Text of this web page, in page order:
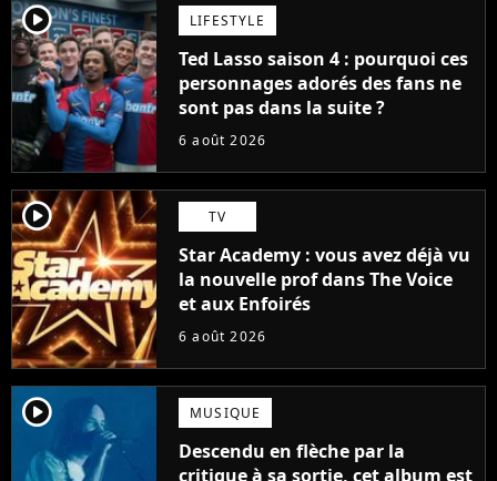
player2 LIFESTYLE
Ted Lasso saison 4 : pourquoi ces
personnages adorés des fans ne
sont pas dans la suite ?
6 août 2026
player2 TV
Star Academy : vous avez déjà vu
la nouvelle prof dans The Voice
et aux Enfoirés
6 août 2026
player2 MUSIQUE
Descendu en flèche par la
critique à sa sortie, cet album est